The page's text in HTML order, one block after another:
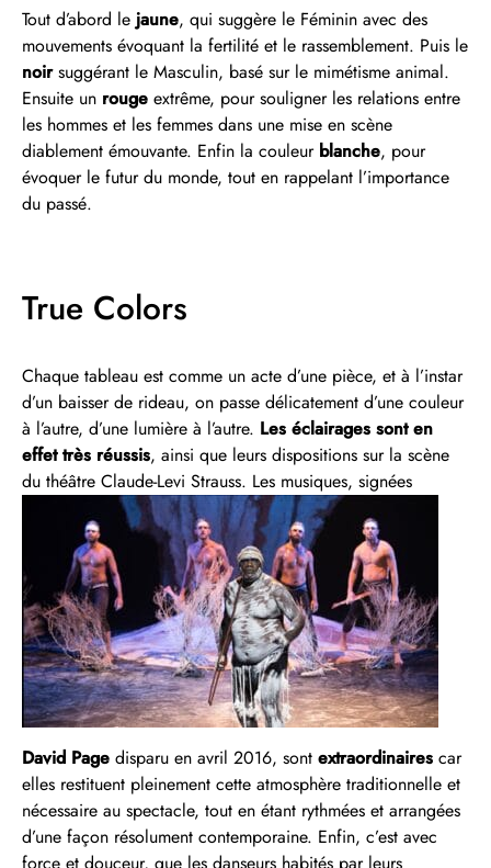
Tout d’abord le jaune, qui suggère le Féminin avec des
mouvements évoquant la fertilité et le rassemblement. Puis le
noirsuggérant le Masculin, basé sur le mimétisme animal.
Ensuite un rouge extrême, pour souligner les relations entre
les hommes et les femmes dans une mise en scène
diablement émouvante. Enfin la couleur blanche, pour
évoquer le futur du monde, tout en rappelant l’importance
du passé.
True Colors
Chaque tableau est comme un acte d’une pièce, et à l’instar
d’un baisser de rideau, on passe délicatement d’une couleur
à l’autre, d’une lumière à l’autre. Les éclairages sont en
effet très réussis, ainsi que leurs dispositions sur la scène
du théâtre Claude-Levi Strauss. Les musiques, signées
David Page disparu en avril 2016, sont extraordinaires car
elles restituent pleinement cette atmosphère traditionnelle et
nécessaire au spectacle, tout en étant rythmées et arrangées
d’une façon résolument contemporaine. Enfin, c’est avec